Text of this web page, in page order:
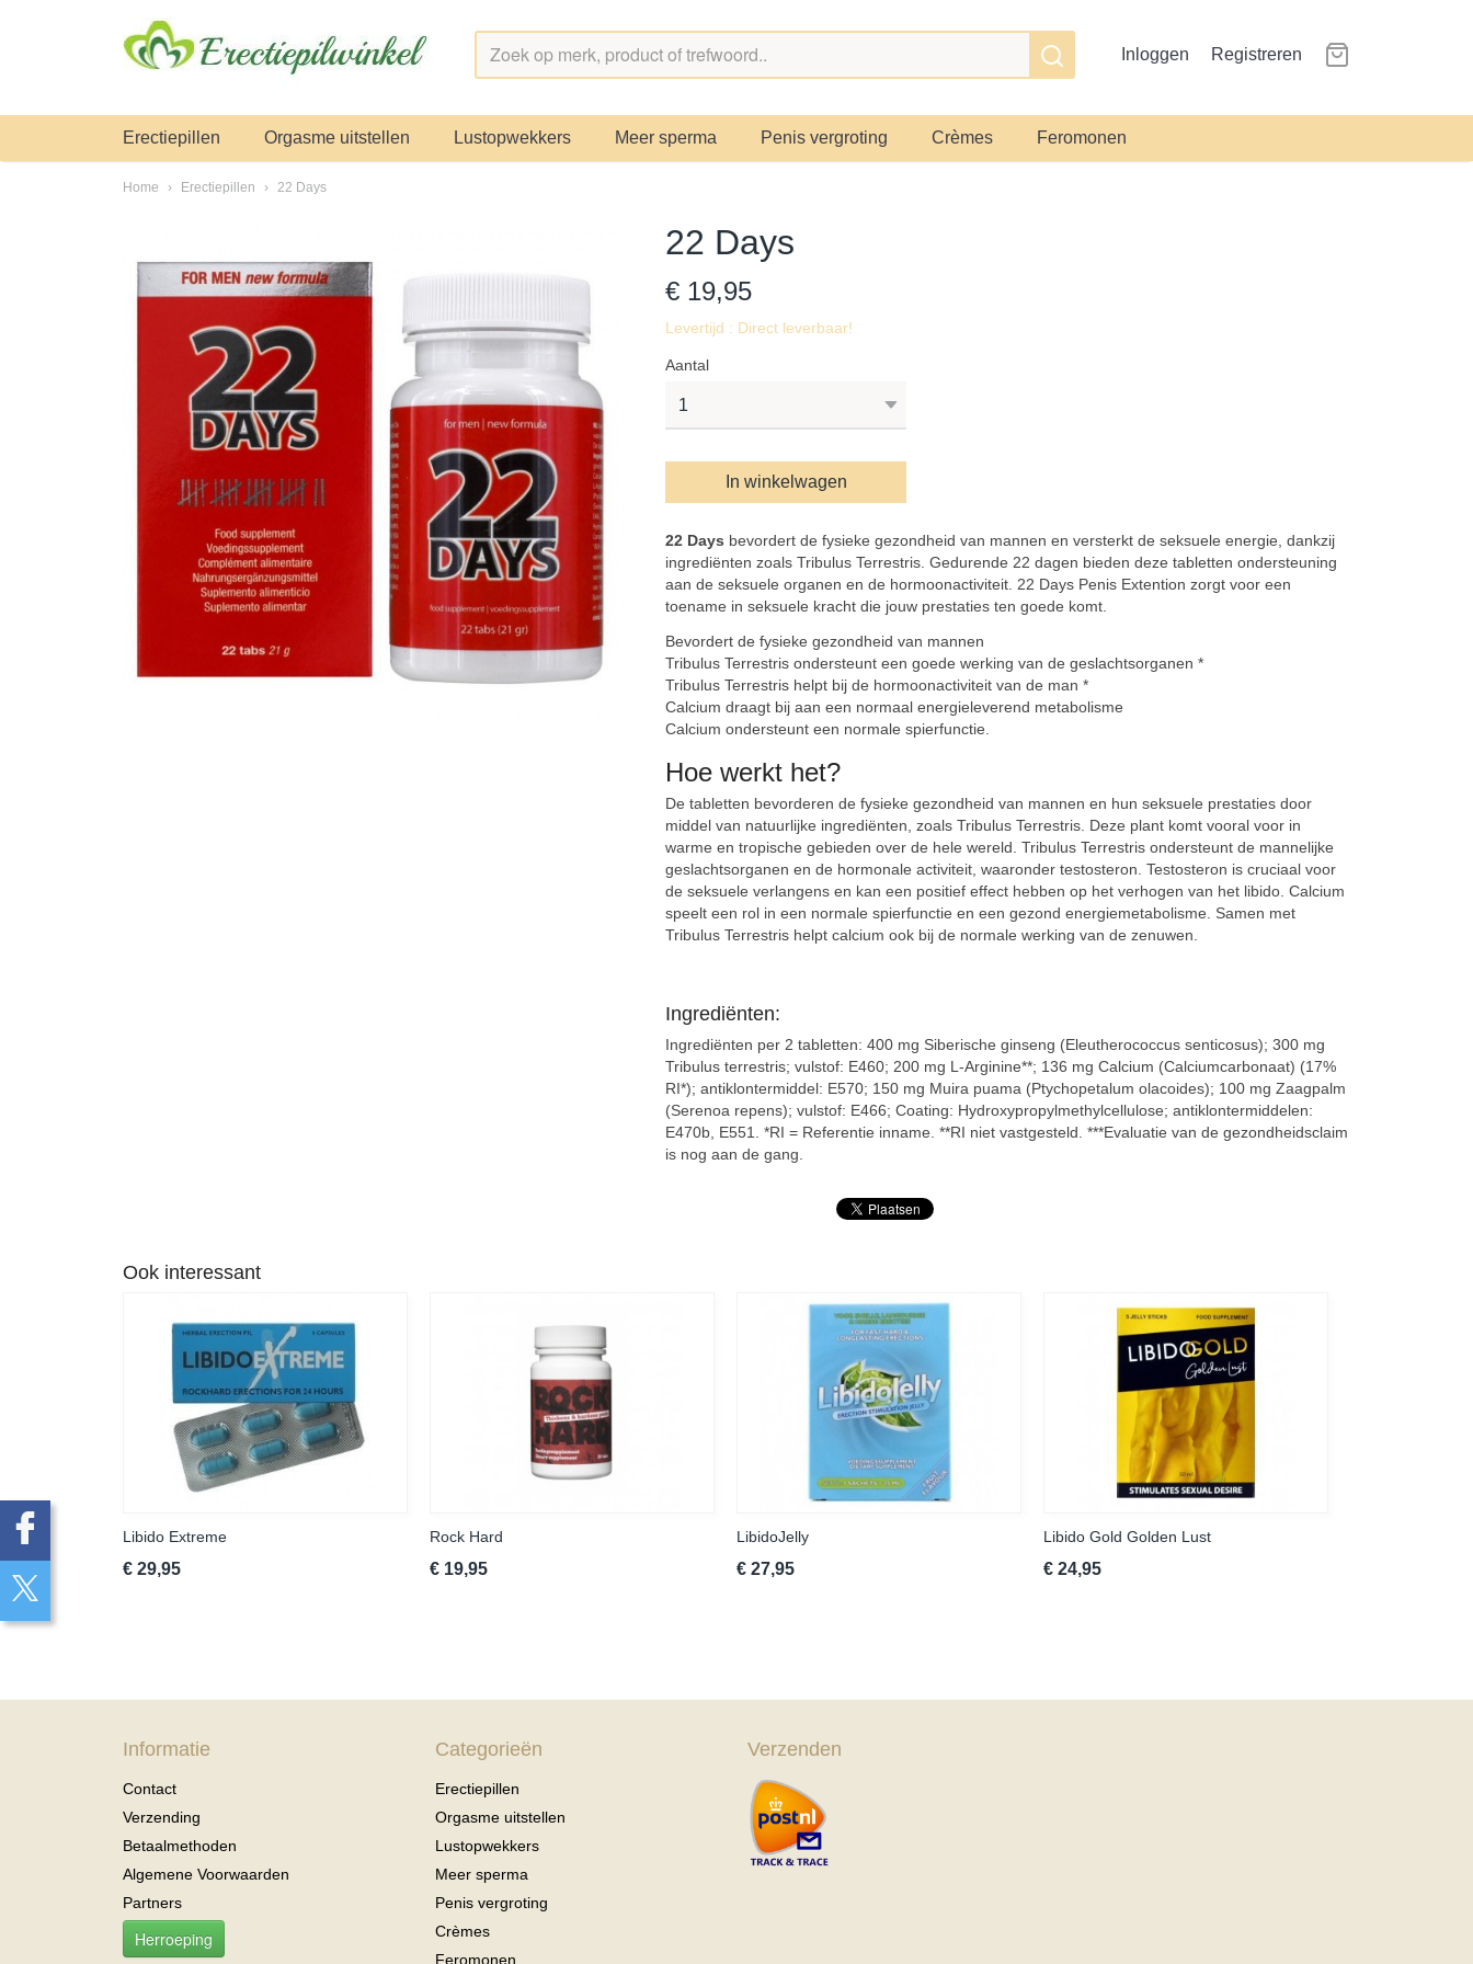
Inloggen Registreren
Erectiepillen Orgasme uitstellen Lustopwekkers Meer sperma Penis vergroting Crèmes Feromonen
Home › Erectiepillen › 22 Days
22 Days
€ 19,95
Levertijd : Direct leverbaar!
Aantal
In winkelwagen
22 Days bevordert de fysieke gezondheid van mannen en versterkt de seksuele energie, dankzij
ingrediënten zoals Tribulus Terrestris. Gedurende 22 dagen bieden deze tabletten ondersteuning
aan de seksuele organen en de hormoonactiviteit. 22 Days Penis Extention zorgt voor een
toename in seksuele kracht die jouw prestaties ten goede komt.
Bevordert de fysieke gezondheid van mannen
Tribulus Terrestris ondersteunt een goede werking van de geslachtsorganen *
Tribulus Terrestris helpt bij de hormoonactiviteit van de man *
Calcium draagt bij aan een normaal energieleverend metabolisme
Calcium ondersteunt een normale spierfunctie.
Hoe werkt het?
De tabletten bevorderen de fysieke gezondheid van mannen en hun seksuele prestaties door
middel van natuurlijke ingrediënten, zoals Tribulus Terrestris. Deze plant komt vooral voor in
warme en tropische gebieden over de hele wereld. Tribulus Terrestris ondersteunt de mannelijke
geslachtsorganen en de hormonale activiteit, waaronder testosteron. Testosteron is cruciaal voor
de seksuele verlangens en kan een positief effect hebben op het verhogen van het libido. Calcium
speelt een rol in een normale spierfunctie en een gezond energiemetabolisme. Samen met
Tribulus Terrestris helpt calcium ook bij de normale werking van de zenuwen.
Ingrediënten:
Ingrediënten per 2 tabletten: 400 mg Siberische ginseng (Eleutherococcus senticosus); 300 mg
Tribulus terrestris; vulstof: E460; 200 mg L-Arginine**; 136 mg Calcium (Calciumcarbonaat) (17%
RI*); antiklontermiddel: E570; 150 mg Muira puama (Ptychopetalum olacoides); 100 mg Zaagpalm
(Serenoa repens); vulstof: E466; Coating: Hydroxypropylmethylcellulose; antiklontermiddelen:
E470b, E551. *RI = Referentie inname. **RI niet vastgesteld. ***Evaluatie van de gezondheidsclaim
is nog aan de gang.
Ook interessant
Libido Extreme
€ 29,95
Rock Hard
€ 19,95
LibidoJelly
€ 27,95
Libido Gold Golden Lust
€ 24,95
Informatie
Contact
Verzending
Betaalmethoden
Algemene Voorwaarden
Partners
Herroeping
Categorieën
Erectiepillen
Orgasme uitstellen
Lustopwekkers
Meer sperma
Penis vergroting
Crèmes
Feromonen
Verzenden